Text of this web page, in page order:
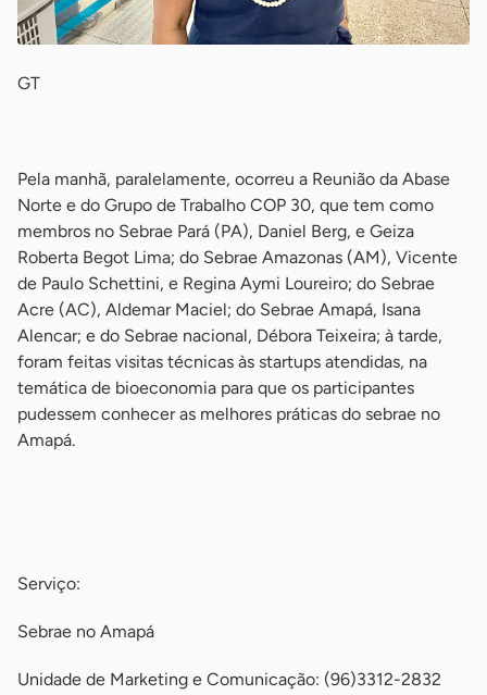
GT
Pela manhã, paralelamente, ocorreu a Reunião da Abase
Norte e do Grupo de Trabalho COP 30, que tem como
membros no Sebrae Pará (PA), Daniel Berg, e Geiza
Roberta Begot Lima; do Sebrae Amazonas (AM), Vicente
de Paulo Schettini, e Regina Aymi Loureiro; do Sebrae
Acre (AC), Aldemar Maciel; do Sebrae Amapá, Isana
Alencar; e do Sebrae nacional, Débora Teixeira; à tarde,
foram feitas visitas técnicas às startups atendidas, na
temática de bioeconomia para que os participantes
pudessem conhecer as melhores práticas do sebrae no
Amapá.
Serviço:
Sebrae no Amapá
Unidade de Marketing e Comunicação: (96)3312-2832